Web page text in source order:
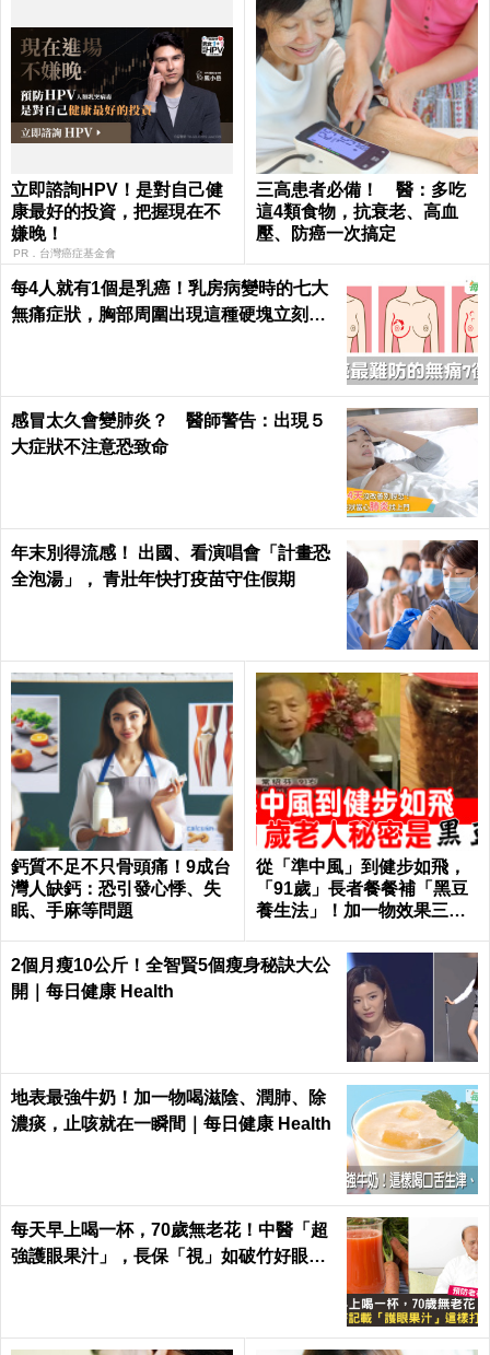
立即諮詢HPV！是對自己健
康最好的投資，把握現在不
嫌晚！
PR．台灣癌症基金會
三高患者必備！ 醫：多吃
這4類食物，抗衰老、高血
壓、防癌一次搞定
每4人就有1個是乳癌！乳房病變時的七大
無痛症狀，胸部周圍出現這種硬塊立刻就
感冒太久會變肺炎？ 醫師警告：出現５
大症狀不注意恐致命
年末別得流感！ 出國、看演唱會「計畫恐
全泡湯」， 青壯年快打疫苗守住假期
鈣質不足不只骨頭痛！9成台
灣人缺鈣：恐引發心悸、失
眠、手麻等問題
從「準中風」到健步如飛，
「91歲」長者餐餐補「黑豆
養生法」！加一物效果三級
2個月瘦10公斤！全智賢5個瘦身秘訣大公
開｜每日健康 Health
地表最強牛奶！加一物喝滋陰、潤肺、除
濃痰，止咳就在一瞬間｜每日健康 Health
每天早上喝一杯，70歲無老花！中醫「超
強護眼果汁」，長保「視」如破竹好眼力